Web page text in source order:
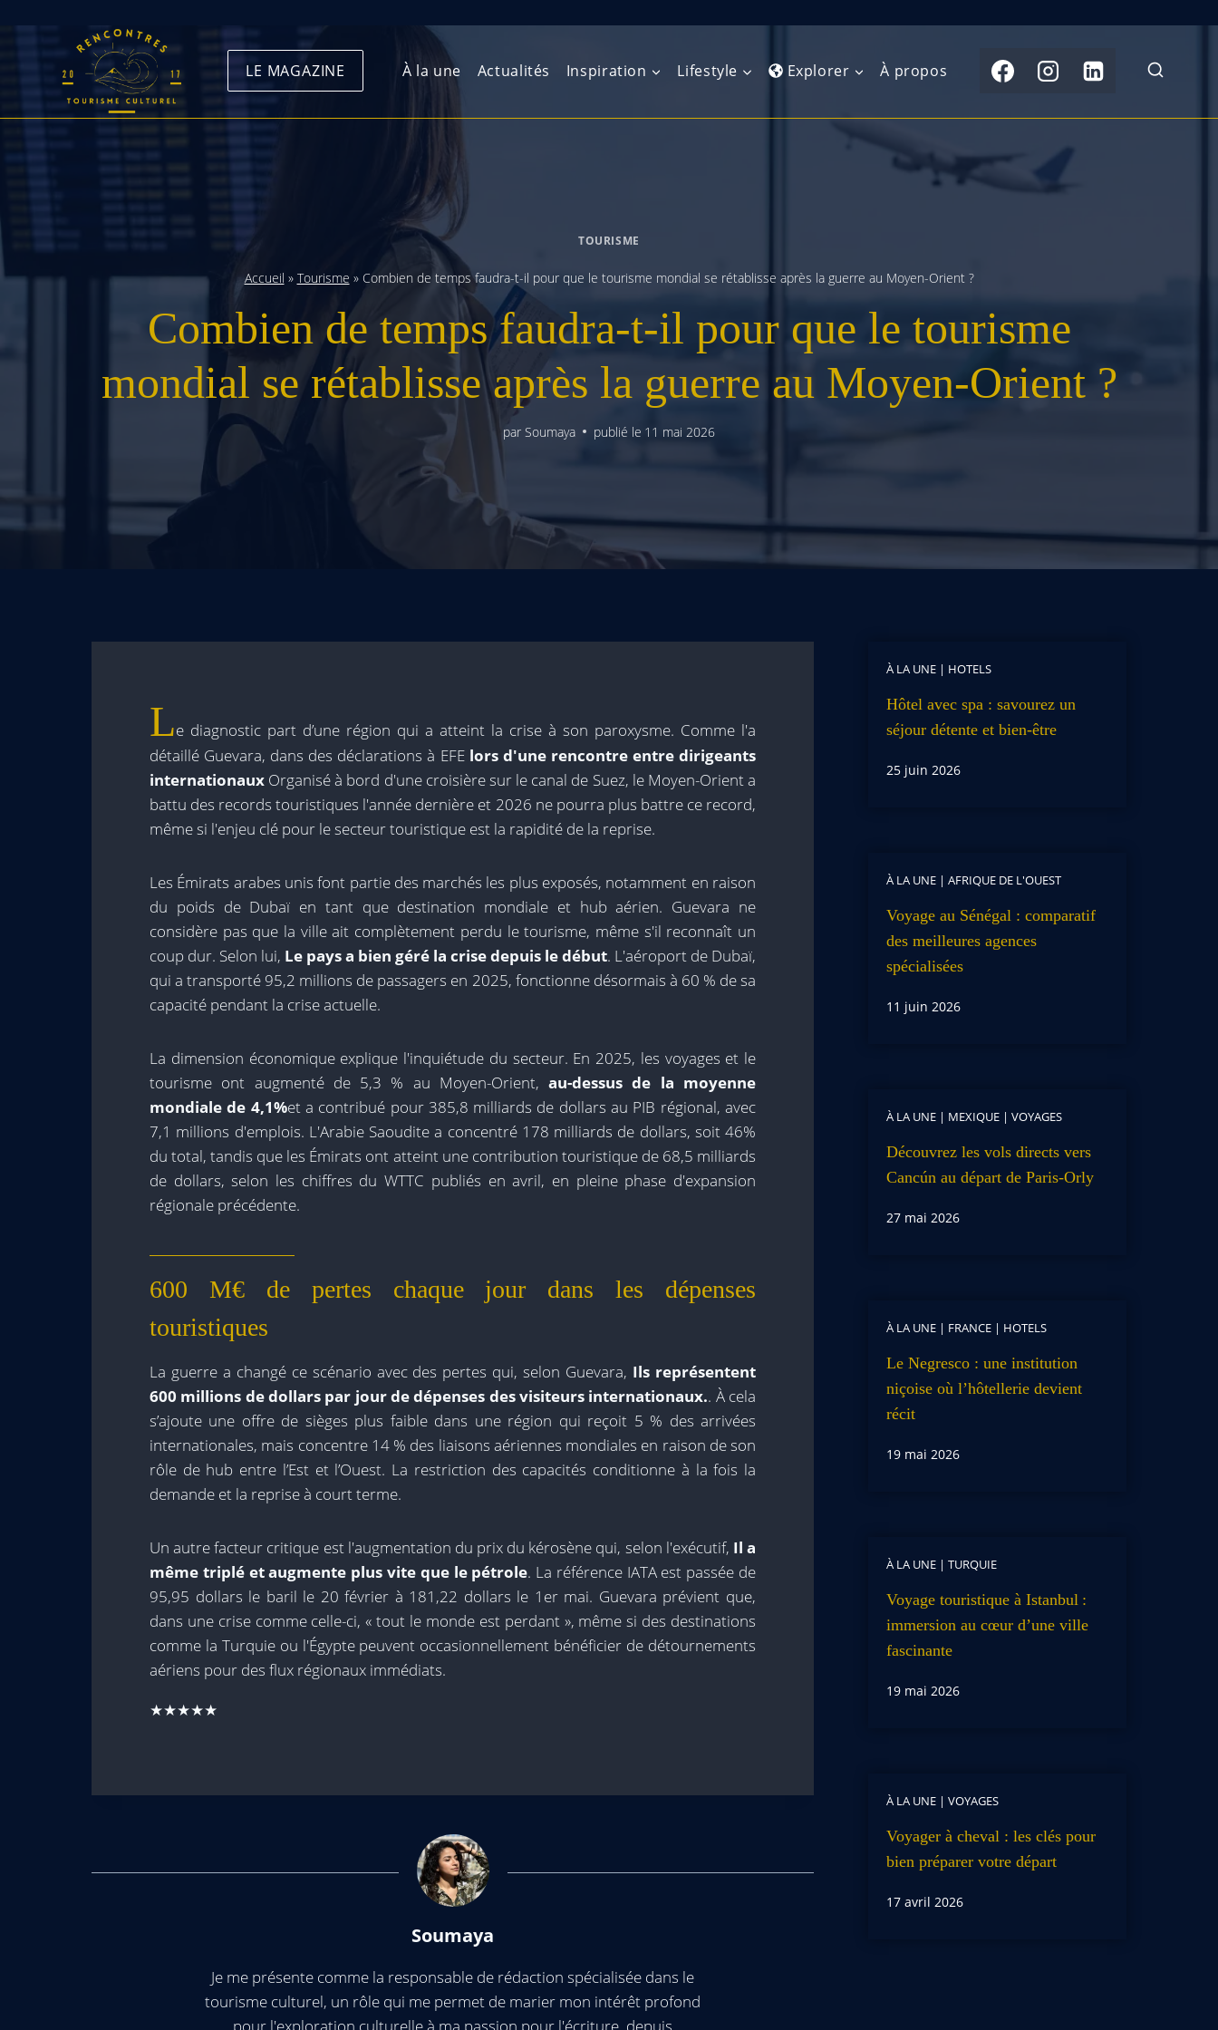
LE MAGAZINE À la une Actualités Inspiration Lifestyle Explorer
Europe de l’Est
Balkans
Afrique de l’Est
Moyen-Orient
indien
Asie du Sud-Est
À propos
TOURISME
Accueil » Tourisme » Combien de temps faudra-t-il pour que le tourisme mondial se rétablisse après la guerre au Moyen-Orient ?
Combien de temps faudra-t-il pour que le tourisme
mondial se rétablisse après la guerre au Moyen-Orient ?
par Soumaya publié le 11 mai 2026
Le diagnostic part d’une région qui a atteint la crise à son paroxysme. Comme l'a
détaillé Guevara, dans des déclarations à EFE lors d'une rencontre entre dirigeants
internationaux Organisé à bord d'une croisière sur le canal de Suez, le Moyen-Orient a
battu des records touristiques l'année dernière et 2026 ne pourra plus battre ce record,
même si l'enjeu clé pour le secteur touristique est la rapidité de la reprise.
Les Émirats arabes unis font partie des marchés les plus exposés, notamment en raison
du poids de Dubaï en tant que destination mondiale et hub aérien. Guevara ne
considère pas que la ville ait complètement perdu le tourisme, même s'il reconnaît un
coup dur. Selon lui, Le pays a bien géré la crise depuis le début. L'aéroport de Dubaï,
qui a transporté 95,2 millions de passagers en 2025, fonctionne désormais à 60 % de sa
capacité pendant la crise actuelle.
La dimension économique explique l'inquiétude du secteur. En 2025, les voyages et le
tourisme ont augmenté de 5,3 % au Moyen-Orient,au-dessus de la moyenne
mondiale de 4,1%et a contribué pour 385,8 milliards de dollars au PIB régional, avec
7,1 millions d'emplois. L'Arabie Saoudite a concentré 178 milliards de dollars, soit 46%
du total, tandis que les Émirats ont atteint une contribution touristique de 68,5 milliards
de dollars, selon les chiffres du WTTC publiés en avril, en pleine phase d'expansion
régionale précédente.
600 M€ de pertes chaque jour dans les dépenses
touristiques
La guerre a changé ce scénario avec des pertes qui, selon Guevara, Ils représentent
600 millions de dollars par jour de dépenses des visiteurs internationaux.. À cela
s’ajoute une offre de sièges plus faible dans une région qui reçoit 5 % des arrivées
internationales, mais concentre 14 % des liaisons aériennes mondiales en raison de son
rôle de hub entre l’Est et l’Ouest. La restriction des capacités conditionne à la fois la
demande et la reprise à court terme.
Un autre facteur critique est l'augmentation du prix du kérosène qui, selon l'exécutif, Il a
même triplé et augmente plus vite que le pétrole. La référence IATA est passée de
95,95 dollars le baril le 20 février à 181,22 dollars le 1er mai. Guevara prévient que,
dans une crise comme celle-ci, « tout le monde est perdant », même si des destinations
comme la Turquie ou l'Égypte peuvent occasionnellement bénéficier de détournements
aériens pour des flux régionaux immédiats.
★★★★★
Soumaya
Je me présente comme la responsable de rédaction spécialisée dans le
tourisme culturel, un rôle qui me permet de marier mon intérêt profond
À LA UNE| HOTELS
Hôtel avec spa : savourez un
séjour détente et bien-être
25 juin 2026
À LA UNE| AFRIQUE DE L'OUEST
Voyage au Sénégal : comparatif
des meilleures agences
spécialisées
11 juin 2026
À LA UNE| MEXIQUE| VOYAGES
Découvrez les vols directs vers
Cancún au départ de Paris-Orly
27 mai 2026
À LA UNE| FRANCE| HOTELS
Le Negresco : une institution
niçoise où l’hôtellerie devient
récit
19 mai 2026
À LA UNE| TURQUIE
Voyage touristique à Istanbul :
immersion au cœur d’une ville
fascinante
19 mai 2026
À LA UNE| VOYAGES
Voyager à cheval : les clés pour
bien préparer votre départ
17 avril 2026